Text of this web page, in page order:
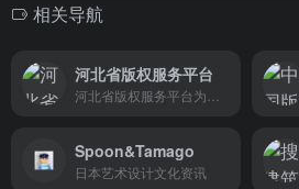
相关导航
河北省版权服务平台
Spoon&Tamago
日本艺术设计文化资讯